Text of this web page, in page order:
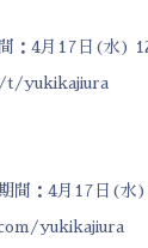
：4月17日(水)
yukikajiura
間：4月17日(
yukikajiura